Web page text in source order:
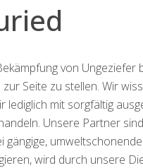
von Ungeziefer
Seite zu stellen. Wir
mit sorgfältig
Unsere Partner
wird durch unsere